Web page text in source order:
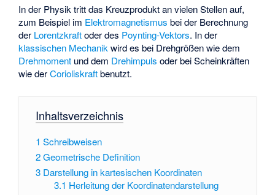
In der Physik tritt das Kreuzprodukt an vielen Stellen auf,
zum Beispiel im Elektromagnetismus bei der Berechnung
der Lorentzkraftoder des Poynting-Vektors. In der
klassischen Mechanik wird es bei Drehgrößen wie dem
Drehmoment und dem Drehimpuls oder bei Scheinkräften
wie derCorioliskraftbenutzt.
Inhaltsverzeichnis
1 Schreibweisen
2Geometrische Definition
3 Darstellung in kartesischen Koordinaten
3.1 Herleitung der Koordinatendarstellung